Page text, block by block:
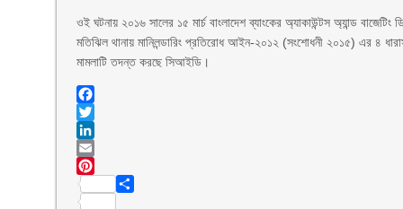
ওই ঘটনায় ২০১৬ সালের ১৫ মার্চ বাংলাদেশ ব্যাংকের অ্যাকাউন্টস অ্যান্ড বাজেটিং
মতিঝিল থানায় মানিলন্ডারিং প্রতিরোধ আইন-২০১২ (সংশোধনী ২০১৫) এর ৪
মামলাটি তদন্ত করছে সিআইডি।
Facebook
Twitter
LinkedIn
Email
Pinterest